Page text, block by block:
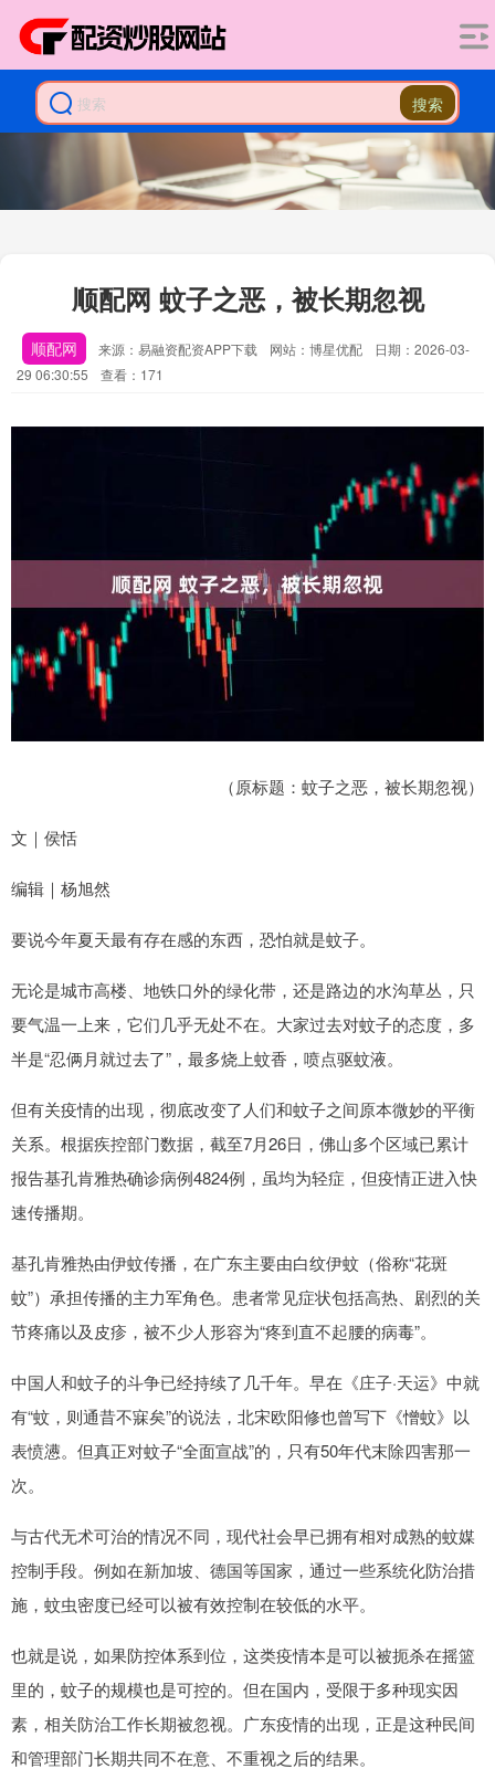
搜索
顺配网 蚊子之恶，被长期忽视
顺配网 来源：易融资配资APP下载 网站：博星优配
日期：2026-03-
29 06:30:55
查看：171
（原标题：蚊子之恶，被长期忽视）
文｜侯恬
编辑｜杨旭然
要说今年夏天最有存在感的东西，恐怕就是蚊子。
无论是城市高楼、地铁口外的绿化带，还是路边的水沟草丛，只
要气温一上来，它们几乎无处不在。大家过去对蚊子的态度，多
半是“忍俩月就过去了”，最多烧上蚊香，喷点驱蚊液。
但有关疫情的出现，彻底改变了人们和蚊子之间原本微妙的平衡
关系。根据疾控部门数据，截至7月26日，佛山多个区域已累计
报告基孔肯雅热确诊病例4824例，虽均为轻症，但疫情正进入快
速传播期。
基孔肯雅热由伊蚊传播，在广东主要由白纹伊蚊（俗称“花斑
蚊”）承担传播的主力军角色。患者常见症状包括高热、剧烈的关
节疼痛以及皮疹，被不少人形容为“疼到直不起腰的病毒”。
中国人和蚊子的斗争已经持续了几千年。早在《庄子·天运》中就
有“蚊，则通昔不寐矣”的说法，北宋欧阳修也曾写下《憎蚊》以
表愤懑。但真正对蚊子“全面宣战”的，只有50年代末除四害那一
次。
与古代无术可治的情况不同，现代社会早已拥有相对成熟的蚊媒
控制手段。例如在新加坡、德国等国家，通过一些系统化防治措
施，蚊虫密度已经可以被有效控制在较低的水平。
也就是说，如果防控体系到位，这类疫情本是可以被扼杀在摇篮
里的，蚊子的规模也是可控的。但在国内，受限于多种现实因
素，相关防治工作长期被忽视。广东疫情的出现，正是这种民间
和管理部门长期共同不在意、不重视之后的结果。